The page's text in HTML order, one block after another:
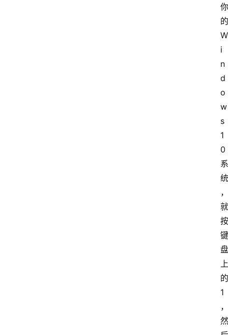
你
的
W
i
n
d
o
w
s
1
0
系
统
，
就
按
键
盘
上
的
1
，
然